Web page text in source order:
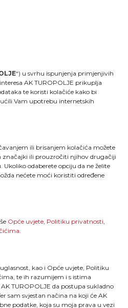
“) u svrhu ispunjenja primjenjivih
AK TUROPOLJE prikuplja
te koristi kolačiće kako bi
Vam upotrebu internetskih
ili brisanjem kolačića možete
ili prouzročiti njihov drugačiji
odaberete opciju da ne želite
nećete moći koristiti određene
Opće uvjete, Politiku privatnosti,
.
kao i Opće uvjete, Politiku
te ih razumijem i s istima
TUROPOLJE da postupa sukladno
sam svjestan načina na koji će AK
podatke, koja su moja prava u vezi
trčanje je više od pukog
druge; ono je način života
O nama
Kontakt